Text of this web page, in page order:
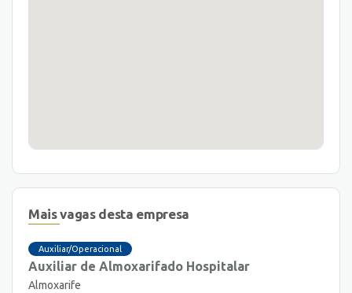
Mais vagas desta empresa
Auxiliar/Operacional
Auxiliar de Almoxarifado Hospitalar
Almoxarife